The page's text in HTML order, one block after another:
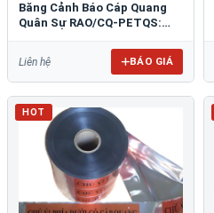
Băng Cảnh Báo Cáp Quang
Quân Sự RAO/CQ-PETQS:
Liên hệ BÁO GIÁ
HOT